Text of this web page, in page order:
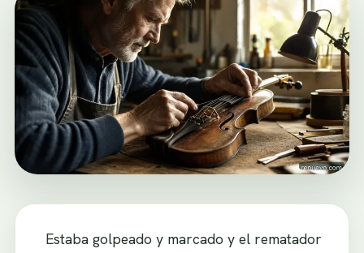
Estaba golpeado y marcado y el rematador